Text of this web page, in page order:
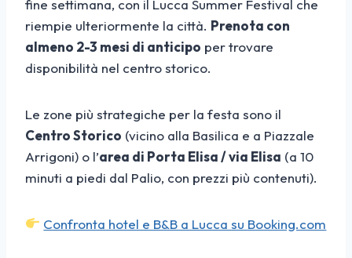
fine settimana, con il Lucca Summer Festival che
riempie ulteriormente la città. Prenota con
almeno 2-3 mesi di anticipo per trovare
disponibilità nel centro storico.
Le zone più strategiche per la festa sono il
Centro Storico (vicino alla Basilica e a Piazzale
Arrigoni) o l’area di Porta Elisa / via Elisa (a 10
minuti a piedi dal Palio, con prezzi più contenuti).
Confronta hotel e B&B a Lucca su Booking.com